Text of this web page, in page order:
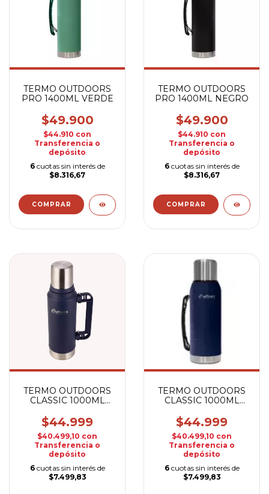
TERMO OUTDOORS
PRO 1400ML VERDE
$49.900
$44.910 con
Transferencia o
depósito
6 cuotas sin interés de
$8.316,67
TERMO OUTDOORS
PRO 1400ML NEGRO
$49.900
$44.910 con
Transferencia o
depósito
6 cuotas sin interés de
$8.316,67
TERMO OUTDOORS
CLASSIC 1000ML
$44.999
$40.499,10 con
Transferencia o
depósito
6 cuotas sin interés de
$7.499,83
TERMO OUTDOORS
CLASSIC 1000ML
$44.999
$40.499,10 con
Transferencia o
depósito
6 cuotas sin interés de
$7.499,83